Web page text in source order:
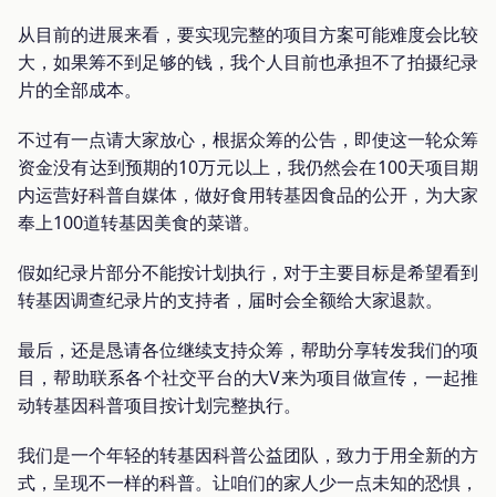
从目前的进展来看，要实现完整的项目方案可能难度会比较
大，如果筹不到足够的钱，我个人目前也承担不了拍摄纪录
片的全部成本。
不过有一点请大家放心，根据众筹的公告，即使这一轮众筹
资金没有达到预期的10万元以上，我仍然会在100天项目期
内运营好科普自媒体，做好食用转基因食品的公开，为大家
奉上100道转基因美食的菜谱。
假如纪录片部分不能按计划执行，对于主要目标是希望看到
转基因调查纪录片的支持者，届时会全额给大家退款。
最后，还是恳请各位继续支持众筹，帮助分享转发我们的项
目，帮助联系各个社交平台的大V来为项目做宣传，一起推
动转基因科普项目按计划完整执行。
我们是一个年轻的转基因科普公益团队，致力于用全新的方
式，呈现不一样的科普。让咱们的家人少一点未知的恐惧，